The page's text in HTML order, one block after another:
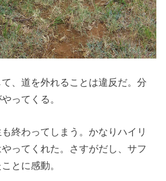
、道を外れることは違反だ。分
ってくる。
終わってしまう。かなりハイリ
ってくれた。さすがだし、サフ
とに感動。